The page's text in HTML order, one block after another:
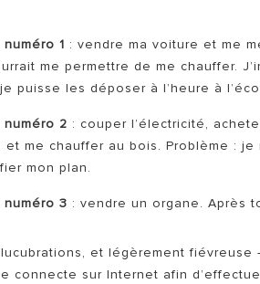
1 : vendre ma voiture et me
me permettre de me chauffer.
puisse les déposer à l’heure à
2 : couper l’électricité,
et me chauffer au bois. Problème :
mon plan.
3 : vendre un organe. Après
et légèrement
connecte sur Internet afin